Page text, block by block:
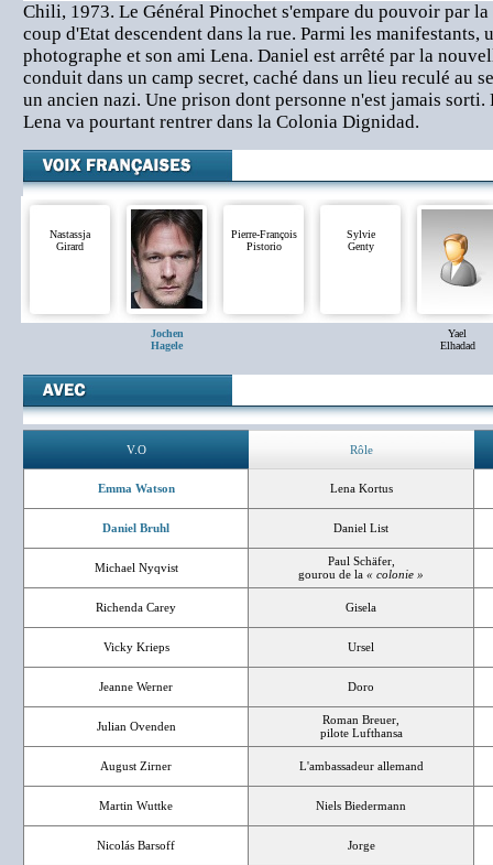
Chili, 1973. Le Général Pinochet s'empare du pouvoir par
coup d'Etat descendent dans la rue. Parmi les manifestants,
photographe et son ami Lena. Daniel est arrêté par la
conduit dans un camp secret, caché dans un lieu reculé au
un ancien nazi. Une prison dont personne n'est jamais sorti.
Lena va pourtant rentrer dans la Colonia Dignidad.
Nastassja
Girard
Jochen
Hagele
Pierre-François
Pistorio
Sylvie
Genty
Yael
Elhadad
V.O Rôle
Emma Watson Lena Kortus
Daniel Bruhl Daniel List
Michael Nyqvist
Paul Schäfer,
gourou de la « colonie »
Richenda Carey Gisela
Vicky Krieps Ursel
Jeanne Werner Doro
Julian Ovenden
Roman Breuer,
pilote Lufthansa
August Zirner L'ambassadeur allemand
Martin Wuttke Niels Biedermann
Nicolás Barsoff Jorge